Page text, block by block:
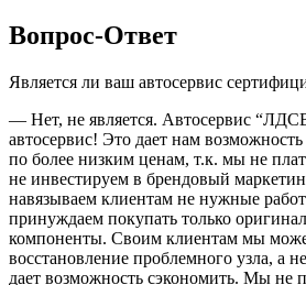
Вопрос-Ответ
Является ли ваш автосервис
— Нет, не является. Автосервис
автосервис! Это дает нам
по более низким ценам, т.к. мы не
не инвестируем в брендовый
навязываем клиентам не нужные
принуждаем покупать только
компоненты. Своим клиентам мы
восстановление проблемного узла, а
дает возможность сэкономить. Мы не